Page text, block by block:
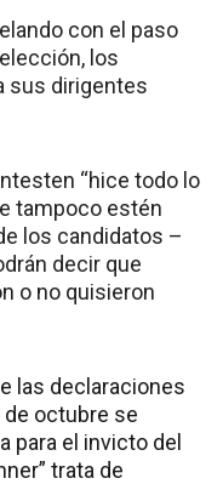
con el paso
los
sus dirigentes
“hice todo lo
tampoco estén
los candidatos –
decir que
o no quisieron
las declaraciones
octubre se
para el invicto del
trata de